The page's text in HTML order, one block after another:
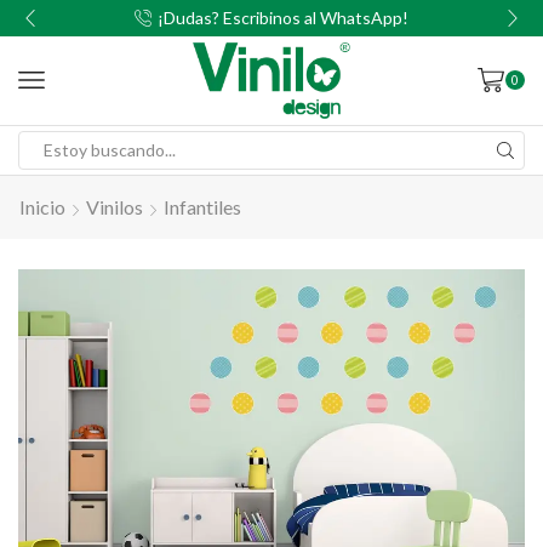
¡Dudas? Escribinos al WhatsApp!
0
Inicio Vinilos Infantiles